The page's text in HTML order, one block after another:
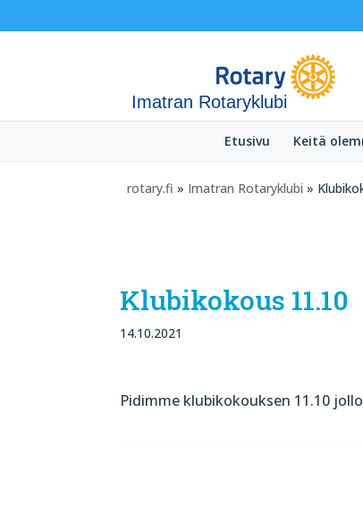
Imatran Rotaryklubi
Etusivu Keitä
rotary.fi » Imatran Rotaryklubi »
Klubikokous 11.10
14.10.2021
Pidimme klubikokouksen 11.10